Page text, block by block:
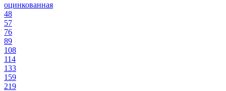
оцинкованная
48
57
76
89
108
114
133
159
219